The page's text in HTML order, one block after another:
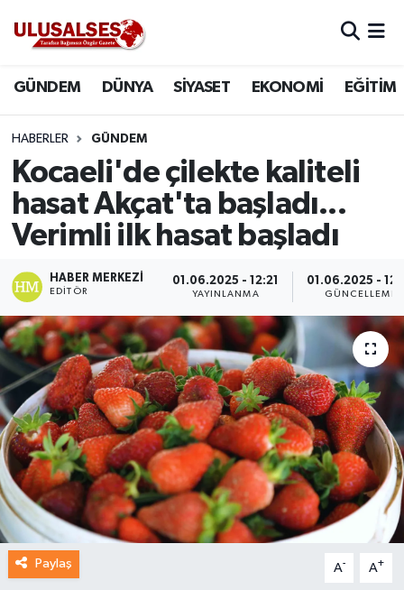
GÜNDEM DÜNYA SİYASET EKONOMİ EĞİTİM
HABERLER GÜNDEM
Kocaeli'de çilekte kaliteli
hasat Akçat'ta başladı...
Verimli ilk hasat başladı
HABER MERKEZI
EDITÖR
01.06.2025 - 12:21
YAYINLANMA
01.06.2025 -
GÜNCELLEME
Paylaş A- A+
DÜNYA
SİYASET
EKONOMİ
SAĞLIK
MAGAZİN
SPOR
Trafik Durumu
Süper Lig Puan Durumu ve Fikstür
Tüm Manşetler
Haber Arşivi